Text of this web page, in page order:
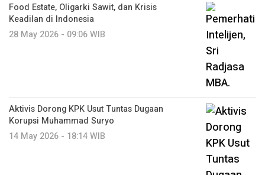
Food Estate, Oligarki Sawit, dan Krisis
Keadilan di Indonesia
28 May 2026 - 09:06 WIB
Aktivis Dorong KPK Usut Tuntas Dugaan
Korupsi Muhammad Suryo
14 May 2026 - 18:14 WIB